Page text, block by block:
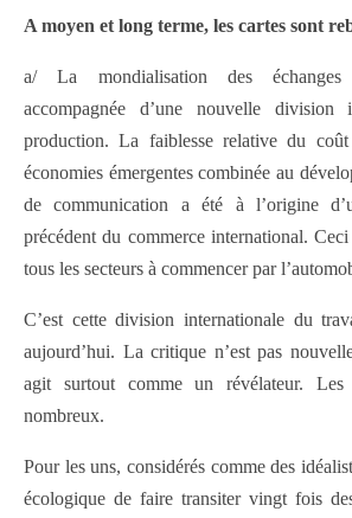
A moyen et long terme, les cartes sont
a/ La mondialisation des échanges
accompagnée d’une nouvelle division
production. La faiblesse relative du
économies émergentes combinée au
de communication a été à l’origine
précédent du commerce international.
tous les secteurs à commencer par
C’est cette division internationale du
aujourd’hui. La critique n’est pas
agit surtout comme un révélateur. Les
nombreux.
Pour les uns, considérés comme des
écologique de faire transiter vingt fois